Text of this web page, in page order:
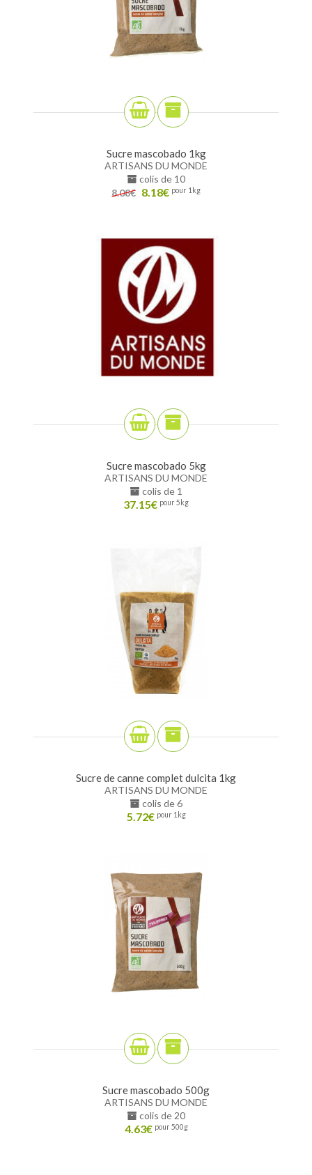
Sucre mascobado 1kg
ARTISANS DU MONDE
colis de 10
8.08€ 8.18€ pour 1kg
Sucre mascobado 5kg
ARTISANS DU MONDE
colis de 1
37.15€ pour 5kg
Sucre de canne complet dulcita 1kg
ARTISANS DU MONDE
colis de 6
5.72€ pour 1kg
Sucre mascobado 500g
ARTISANS DU MONDE
colis de 20
4.63€ pour 500g